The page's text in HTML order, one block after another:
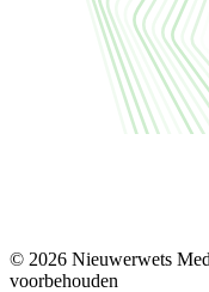
© 2026 Nieuwerwets
voorbehouden